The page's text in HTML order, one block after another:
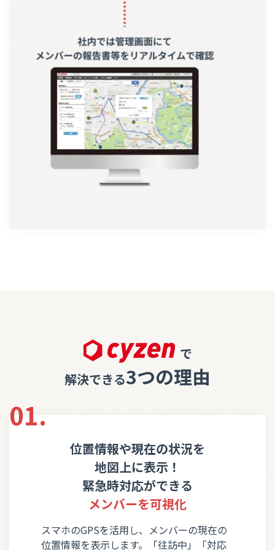
で
解決できる3つの理由
01.
位置情報や現在の状況を
地図上に表示！
緊急時対応ができる
メンバーを可視化
スマホのGPSを活用し、メンバーの現在の
位置情報を表示します。「往訪中」「対応